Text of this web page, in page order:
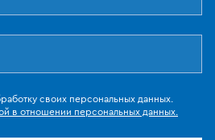
своих персональных данных.
в отношении персональных данных.